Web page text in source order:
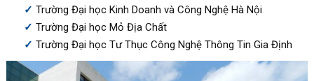
Trường Đại học Kinh Doanh và Công Nghệ Hà Nội
Trường Đại học Mỏ Địa Chất
Trường Đại học Tư Thục Công Nghệ Thông Tin Gia Định